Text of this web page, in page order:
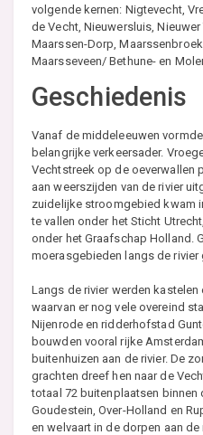
volgende kernen: Nigtevecht,
de Vecht, Nieuwersluis, Nieuwer
Maarssen-Dorp,
Maarsseveen/ Bethune- en
Geschiedenis
Vanaf de middeleeuwen
belangrijke verkeersader.
Vechtstreek op de oeverwallen
aan weerszijden van de rivier
zuidelijke stroomgebied kwam
te vallen onder het Sticht
onder het Graafschap Holland.
moerasgebieden langs de rivier
Langs de rivier werden
waarvan er nog vele overeind
Nijenrode en ridderhofstad
bouwden vooral rijke
buitenhuizen aan de rivier. De
grachten dreef hen naar de
totaal 72 buitenplaatsen binnen
Goudestein, Over-Holland en
en welvaart in de dorpen aan de